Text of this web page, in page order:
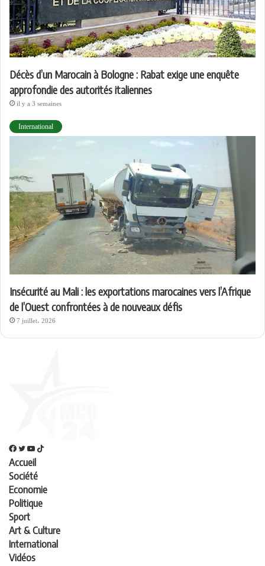
Décès d’un Marocain à Bologne : Rabat exige une enquête
approfondie des autorités italiennes
il y a 3 semaines
International
Insécurité au Mali : les exportations marocaines vers l’Afrique
de l’Ouest confrontées à de nouveaux défis
7 juillet، 2026
Accueil
Société
Economie
Politique
Sport
Art & Culture
International
Vidéos